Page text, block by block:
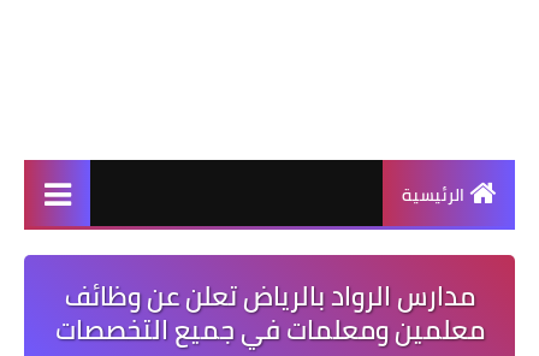
الرئيسية
مدارس الرواد بالرياض تعلن عن وظائف
معلمين ومعلمات في جميع التخصصات